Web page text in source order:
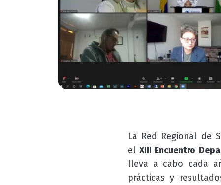
La Red Regional de
el XIII Encuentro
lleva a cabo cada
prácticas y